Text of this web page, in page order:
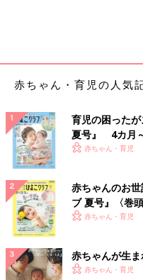
牛肉と
【離乳後
も温ま
主菜にお
●監修／太田百合子先生（管
●参照／初めてママ＆パパ
初めてママ＆パパのた
ー
赤ちゃん・育児の人気
育児の困った
夏号』 4カ月
いっぱい！
赤ちゃん・育児
赤ちゃんのお
ブ 夏号』〈巻
く！ おっぱい
赤ちゃん・育児
赤ちゃんが生ま
赤ちゃん・育児